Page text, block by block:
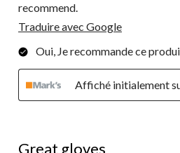
recommend.
Traduire avec Google
Oui, Je recommande ce
Affiché initialement
Great gloves